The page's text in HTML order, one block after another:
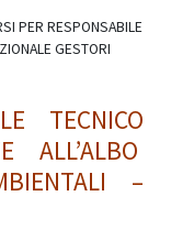
PER RESPONSABILE
GESTORI
TECNICO
ALL’ALBO
–